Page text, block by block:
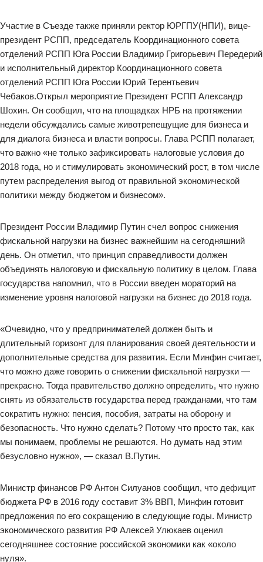
Участие в Съезде также приняли ректор ЮРГПУ(НПИ), вице-
президент РСПП, председатель Координационного совета
отделений РСПП Юга России Владимир Григорьевич Передерий
и исполнительный директор Координационного совета
отделений РСПП Юга России Юрий Терентьевич
Чебаков.Открыл мероприятие Президент РСПП Александр
Шохин. Он сообщил, что на площадках НРБ на протяжении
недели обсуждались самые животрепещущие для бизнеса и
для диалога бизнеса и власти вопросы. Глава РСПП полагает,
что важно «не только зафиксировать налоговые условия до
2018 года, но и стимулировать экономический рост, в том числе
путем распределения выгод от правильной экономической
политики между бюджетом и бизнесом».
Президент России Владимир Путин счел вопрос снижения
фискальной нагрузки на бизнес важнейшим на сегодняшний
день. Он отметил, что принцип справедливости должен
объединять налоговую и фискальную политику в целом. Глава
государства напомнил, что в России введен мораторий на
изменение уровня налоговой нагрузки на бизнес до 2018 года.
«Очевидно, что у предпринимателей должен быть и
длительный горизонт для планирования своей деятельности и
дополнительные средства для развития. Если Минфин считает,
что можно даже говорить о снижении фискальной нагрузки —
прекрасно. Тогда правительство должно определить, что нужно
снять из обязательств государства перед гражданами, что там
сократить нужно: пенсия, пособия, затраты на оборону и
безопасность. Что нужно сделать? Потому что просто так, как
мы понимаем, проблемы не решаются. Но думать над этим
безусловно нужно», — сказал В.Путин.
Министр финансов РФ Антон Силуанов сообщил, что дефицит
бюджета РФ в 2016 году составит 3% ВВП, Минфин готовит
предложения по его сокращению в следующие годы. Министр
экономического развития РФ Алексей Улюкаев оценил
сегодняшнее состояние российской экономики как «около
нуля».